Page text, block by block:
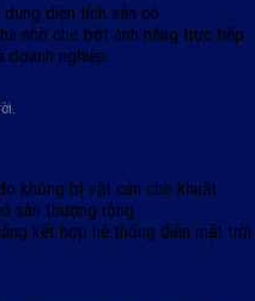
diện tích sẵn có.
nhờ che bớt ánh nắng trực tiếp.
nghiệp.
không bị vật cản che khuất.
sân thượng rộng.
kết hợp hệ thống điện mặt trời.